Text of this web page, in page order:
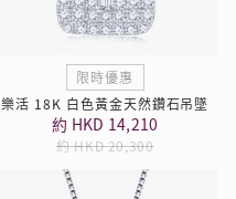
限時優惠
樂活 18K 白色黃金天然鑽石吊墜
約 HKD 14,210
約 HKD 20,300